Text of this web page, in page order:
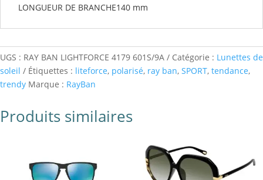
LONGUEUR DE BRANCHE140 mm
UGS : RAY BAN LIGHTFORCE 4179 601S/9A Catégorie : Lunettes de
soleil
Étiquettes : liteforce, polarisé, ray ban, SPORT, tendance,
trendy Marque : RayBan
Produits similaires